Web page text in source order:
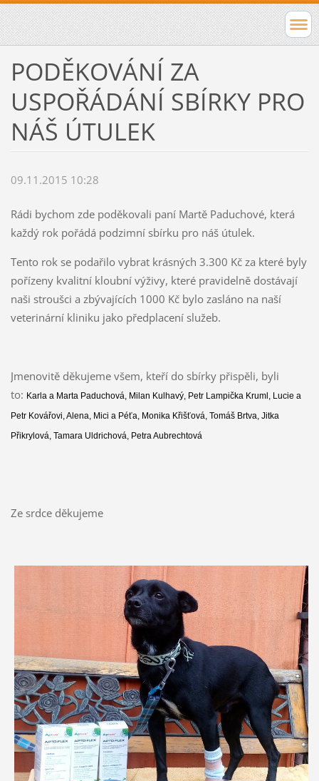
PODĚKOVÁNÍ ZA
USPOŘÁDÁNÍ SBÍRKY PRO
NÁŠ ÚTULEK
09.11.2015 10:28
Rádi bychom zde poděkovali paní Martě Paduchové, která
každý rok pořádá podzimní sbírku pro náš útulek.
Tento rok se podařilo vybrat krásných 3.300 Kč za které byly
pořízeny kvalitní kloubní výživy, které pravidelně dostávají
naši stroušci a zbývajících 1000 Kč bylo zasláno na naší
veterinární kliniku jako předplacení služeb.
Jmenovitě děkujeme všem, kteří do sbírky přispěli, byli
to: Karla a Marta Paduchová, Milan Kulhavý, Petr Lampička Kruml, Lucie a
Petr Kovářovi, Alena, Mici a Péťa, Monika Křišťová, Tomáš Brtva, Jitka
Přikrylová, Tamara Uldrichová, Petra Aubrechtová
Ze srdce děkujeme